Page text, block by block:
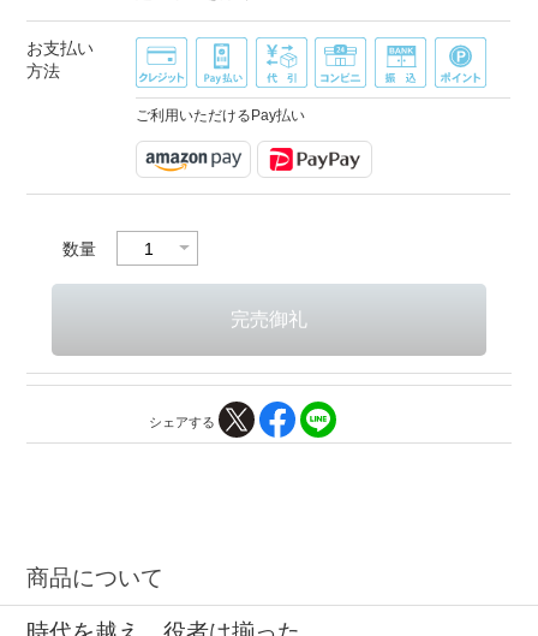
お支払い
方法
ご利用いただけるPay払い
数量
シェアする
商品について